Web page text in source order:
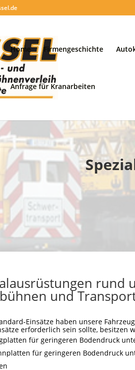
Home Firmengeschichte
Anfrage für Kranarbeiten
rund
und
Einsätze haben unsere
erforderlich sein sollte, besitzen
für geringeren Bodendruck
für geringeren Bodendruck